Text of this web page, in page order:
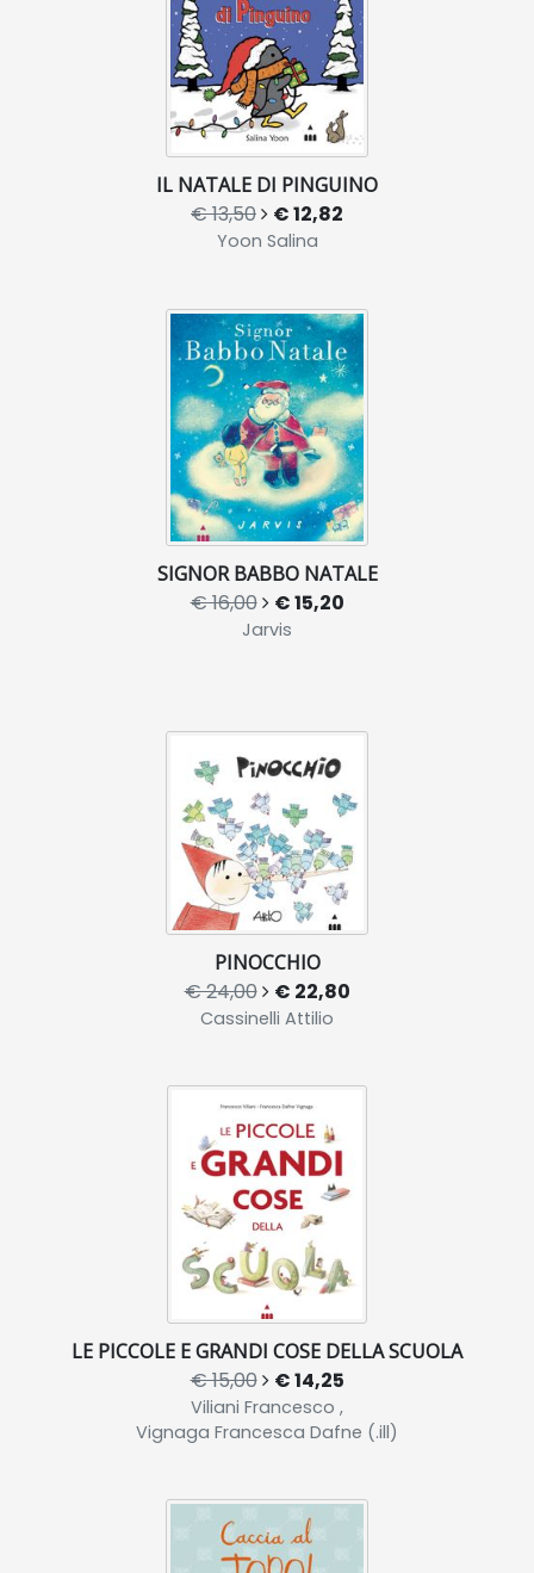
IL NATALE DI PINGUINO
€ 13,50 € 12,82
Yoon Salina
SIGNOR BABBO NATALE
€ 16,00 € 15,20
Jarvis
PINOCCHIO
€ 24,00 € 22,80
Cassinelli Attilio
LE PICCOLE E GRANDI COSE DELLA SCUOLA
€ 15,00 € 14,25
Viliani Francesco ,
Vignaga Francesca Dafne (.ill)